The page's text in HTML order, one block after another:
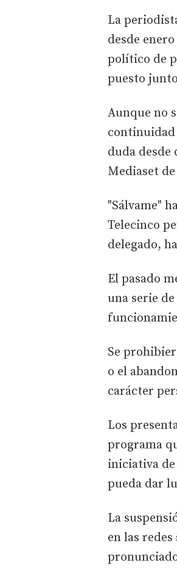
La
desde
político de
puesto
Aunque no
continuidad
duda desde
Mediaset
"Sálvame"
Telecinco
delegado,
El pasado
una serie
Se
o el
carácter
Los
programa
iniciativa
pueda dar
La
en las